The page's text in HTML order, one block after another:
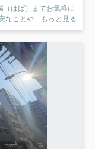
（はば）までお気軽に
不安なことや... もっと見る